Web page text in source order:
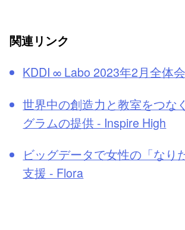
関連リンク
KDDI ∞ Labo 2023年2月全体
世界中の創造力と教室をつな
グラムの提供 - Inspire High
ビッグデータで女性の「なり
支援 - Flora